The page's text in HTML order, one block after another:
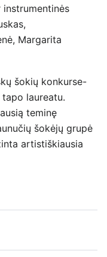
Margarita
šokių konkurse-
laureatu.
teminę
šokėjų grupė
artistiškiausia